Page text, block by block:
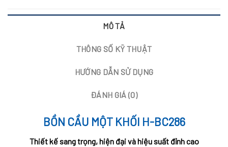
MÔ TẢ
THÔNG SỐ KỸ THUẬT
HƯỚNG DẪN SỬ DỤNG
ĐÁNH GIÁ (0)
BỒN CẦU MỘT KHỐI H-BC286
Thiết kế sang trọng, hiện đại và hiệu suất đỉnh cao